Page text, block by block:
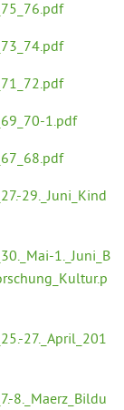
1.pdf
29._Juni_Kind
1._Juni_B
27._April_201
8._Maerz_Bildu